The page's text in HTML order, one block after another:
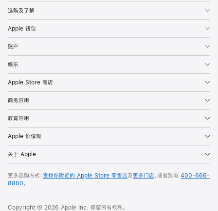
选购及了解
Apple 钱包
账户
娱乐
Apple Store 商店
商务应用
教育应用
Apple 价值观
关于 Apple
更多选购方式：查找你附近的 Apple Store 零售店及更多门店，或者致电 400-666-
8800。
Copyright © 2026 Apple Inc. 保留所有权利。